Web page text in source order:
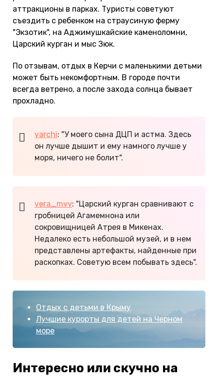
аттракционы в парках. Туристы советуют
съездить с ребенком на страусиную ферму
"Экзотик", на Аджимушкайские каменоломни,
Царский курган и мыс Зюк.
По отзывам, отдых в Керчи с маленькими детьми
может быть некомфортным. В городе почти
всегда ветрено, а после захода солнца бывает
прохладно.
yarchi: "У моего сына ДЦП и астма. Здесь
он лучше дышит и ему намного лучше у
моря, ничего не болит".
vera_mvv: "Царский курган сравнивают с
гробницей Агамемнона или
сокровищницей Атрея в Микенах.
Недалеко есть небольшой музей, и в нем
представлены артефакты, найденные при
раскопках. Советую всем побывать здесь".
Отдых с детьми в Крыму
Лучшие курорты для детей на Черном
море
Интересно или скучно на